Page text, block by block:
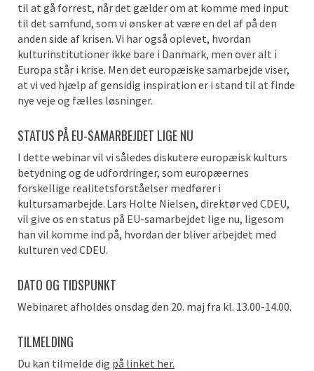
til at gå forrest, når det gælder om at komme med input
til det samfund, som vi ønsker at være en del af på den
anden side af krisen. Vi har også oplevet, hvordan
kulturinstitutioner ikke bare i Danmark, men over alt i
Europa står i krise. Men det europæiske samarbejde viser,
at vi ved hjælp af gensidig inspiration er i stand til at finde
nye veje og fælles løsninger.
STATUS PÅ EU-SAMARBEJDET LIGE NU
I dette webinarvil vi således diskutere europæisk kulturs
betydning og de udfordringer, som europæernes
forskellige realitetsforståelser medfører i
kultursamarbejde. Lars Holte Nielsen, direktør ved CDEU,
vil give os en status på EU-samarbejdet lige nu, ligesom
han vil komme ind på, hvordan der bliver arbejdet med
kulturen ved CDEU.
DATO OG TIDSPUNKT
Webinaret afholdes onsdag den 20. maj fra kl. 13.00-14.00.
TILMELDING
Du kan tilmelde dig på linket her.